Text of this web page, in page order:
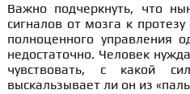
Важно подчеркнуть, что
сигналов от мозга к
полноценного управления
недостаточно. Человек
чувствовать, с какой
выскальзывает ли он из